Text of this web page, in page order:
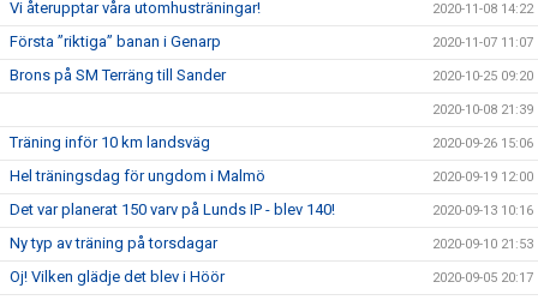
Vi återupptar våra utomhusträningar! 2020-11-08 14:22
Första ”riktiga” banan i Genarp 2020-11-07 11:07
Brons på SM Terräng till Sander 2020-10-25 09:20
2020-10-08 21:39
Träning inför 10 km landsväg 2020-09-26 15:06
Hel träningsdag för ungdom i Malmö 2020-09-19 12:00
Det var planerat 150 varv på Lunds IP - blev 140! 2020-09-13 10:16
Ny typ av träning på torsdagar 2020-09-10 21:53
Oj! Vilken glädje det blev i Höör 2020-09-05 20:17